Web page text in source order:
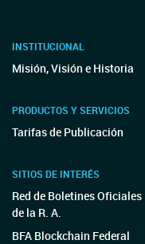
INSTITUCIONAL
Misión, Visión e Historia
PRODUCTOS Y SERVICIOS
Tarifas de Publicación
SITIOS DE INTERÉS
Red de Boletines Oficiales
de la R. A.
BFA Blockchain Federal